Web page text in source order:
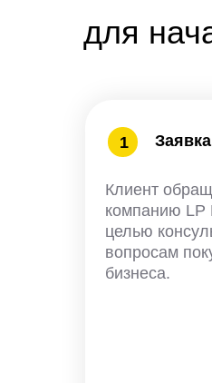
для
Клиент
компанию LP
целью
вопросам
бизнеса.
1